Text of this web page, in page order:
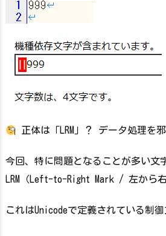
正体は「LRM」？ データ処理を
今回、特に問題となることが多い文
LRM（Left-to-Right Mark / 左から
これはUnicodeで定義されている制御